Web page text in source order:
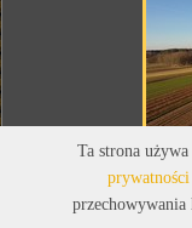
Ta strona